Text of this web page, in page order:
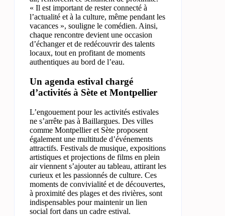
« Il est important de rester connecté à
l’actualité et à la culture, même pendant les
vacances », souligne le comédien. Ainsi,
chaque rencontre devient une occasion
d’échanger et de redécouvrir des talents
locaux, tout en profitant de moments
authentiques au bord de l’eau.
Un agenda estival chargé
d’activités à Sète et Montpellier
L’engouement pour les activités estivales
ne s’arrête pas à Baillargues. Des villes
comme Montpellier et Sète proposent
également une multitude d’événements
attractifs. Festivals de musique, expositions
artistiques et projections de films en plein
air viennent s’ajouter au tableau, attirant les
curieux et les passionnés de culture. Ces
moments de convivialité et de découvertes,
à proximité des plages et des rivières, sont
indispensables pour maintenir un lien
social fort dans un cadre estival.